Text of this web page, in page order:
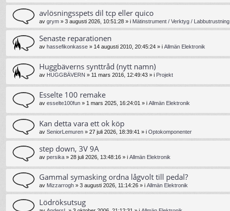
avlösningsspets dil tcp eller quico
av grym » 3 augusti 2026, 10:51:28 » i Mätinstrument / Verktyg / Labbutrustning
Senaste reparationen
av hassefikonkasse » 14 augusti 2010, 20:45:24 » i Allmän Elektronik
Huggbäverns synttråd (nytt namn)
av HUGGBÄVERN » 11 mars 2016, 12:49:43 » i Projekt
Esselte 100 remake
av esselte100fun » 1 mars 2025, 16:24:01 » i Allmän Elektronik
Kan detta vara ett ok köp
av SeniorLemuren » 27 juli 2026, 18:39:41 » i Optokomponenter
step down, 3V 9A
av persika » 28 juli 2026, 13:48:16 » i Allmän Elektronik
Gammal symasking ordna lågvolt till pedal?
av Mizzarrogh » 3 augusti 2026, 11:14:26 » i Allmän Elektronik
Lödröksutsug